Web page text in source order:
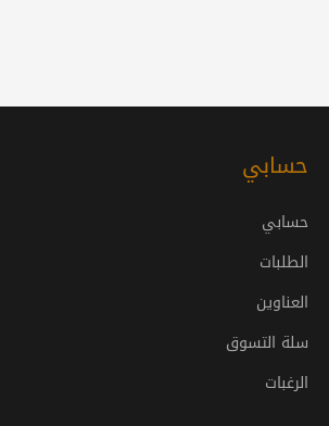
حسابي
حسابي
الطلبات
العناوين
سلة التسوق
الرغبات